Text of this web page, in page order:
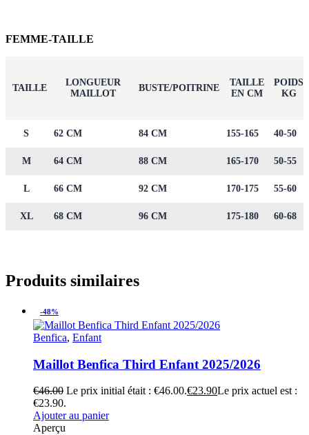
FEMME-TAILLE
TAILLE
LONGUEUR
MAILLOT
BUSTE/POITRINE
TAILLE
EN CM
POIDS
KG
S 62 CM 84 CM 155-165 40-50
M 64 CM 88 CM 165-170 50-55
L 66 CM 92 CM 170-175 55-60
XL 68 CM 96 CM 175-180 60-68
Produits similaires
-48%
Benfica, Enfant
Maillot Benfica Third Enfant 2025/2026
€46.00 Le prix initial était : €46.00.€23.90Le prix actuel est :
€23.90.
Ajouter au panier
Aperçu